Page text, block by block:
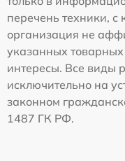
перечень техники,
организация не
указанных товарных
интересы. Все виды
исключительно на
законном
1487 ГК РФ.